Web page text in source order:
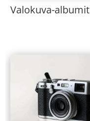
Valokuva-albumit